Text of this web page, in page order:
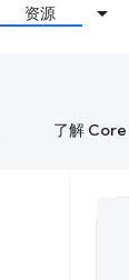
资源
了解